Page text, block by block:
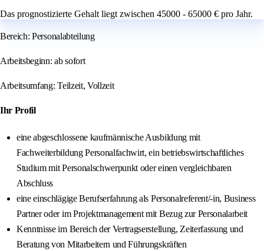
Das prognostizierte Gehalt liegt zwischen 45000 - 65000 € pro Jahr.
Bereich: Personalabteilung
Arbeitsbeginn: ab sofort
Arbeitsumfang: Teilzeit, Vollzeit
Ihr Profil
eine abgeschlossene kaufmännische Ausbildung mit
Fachweiterbildung Personalfachwirt, ein betriebswirtschaftliches
Studium mit Personalschwerpunkt oder einen vergleichbaren
Abschluss
eine einschlägige Berufserfahrung als Personalreferent/-in, Business
Partner oder im Projektmanagement mit Bezug zur Personalarbeit
Kenntnisse im Bereich der Vertragserstellung, Zeiterfassung und
Beratung von Mitarbeitern und Führungskräften